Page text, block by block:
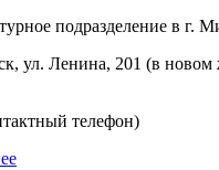
подразделение в г.
ул. Ленина, 201 (в
телефон)